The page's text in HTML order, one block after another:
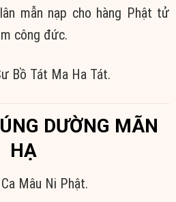
mẫn nạp cho hàng Phật tử
công đức.
Bồ Tát Ma Ha Tát.
DƯỜNG MÃN
HẠ
Mâu Ni Phật.